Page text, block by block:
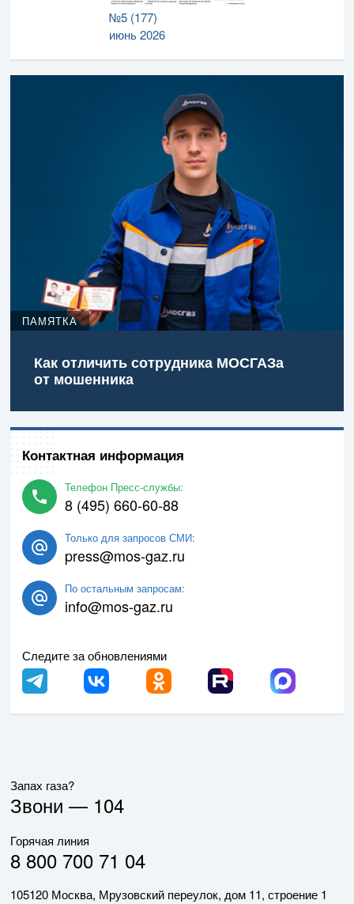
№5 (177)
июнь 2026
ПАМЯТКА
Как отличить сотрудника МОСГАЗа
от мошенника
Контактная информация
Телефон Пресс-службы:
8 (495) 660-60-88
Только для запросов СМИ:
press@mos-gaz.ru
По остальным запросам:
info@mos-gaz.ru
Следите за обновлениями
Запах газа?
Звони — 104
Горячая линия
8 800 700 71 04
105120 Москва, Мрузовский переулок, дом 11, строение 1